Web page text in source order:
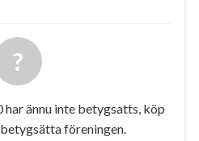
har ännu inte betygsatts, köp
föreningen.